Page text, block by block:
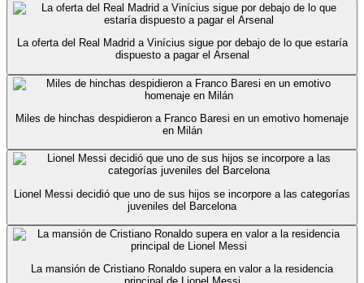
La oferta del Real Madrid a Vinícius sigue por debajo de lo que estaría
dispuesto a pagar el Arsenal
Miles de hinchas despidieron a Franco Baresi en un emotivo homenaje
en Milán
Lionel Messi decidió que uno de sus hijos se incorpore a las categorías
juveniles del Barcelona
La mansión de Cristiano Ronaldo supera en valor a la residencia